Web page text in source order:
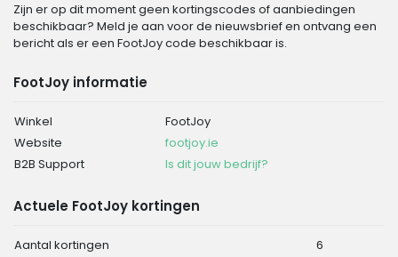
Zijn er op dit moment geen kortingscodes of aanbiedingen
beschikbaar? Meld je aan voor de nieuwsbrief en ontvang een
bericht als er een FootJoy code beschikbaar is.
FootJoy informatie
Winkel
FootJoy
Website
footjoy.ie
B2B Support
Is dit jouw bedrijf?
Actuele FootJoy kortingen
Aantal kortingen
6